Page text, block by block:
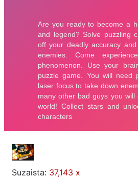
Suzaista: 37,143 x